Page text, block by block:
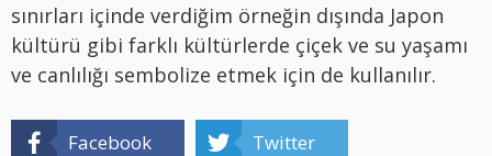
sınırları içinde verdiğim örneğin dışında Japon
kültürü gibi farklı kültürlerde çiçek ve su yaşamı
ve canlılığı sembolize etmek için de kullanılır.
Facebook Twitter